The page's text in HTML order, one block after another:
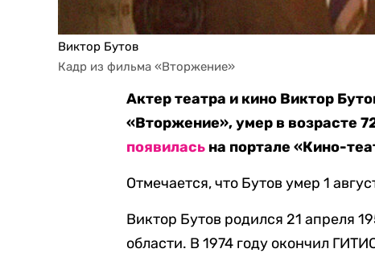
Виктор Бутов
Кадр из фильма «Вторжение»
Актер театра и кино Виктор
«Вторжение», умер в возрасте
появилась на портале «Кино-
Отмечается, что Бутов умер 1
Виктор Бутов родился 21 апреля
области. В 1974 году окончил